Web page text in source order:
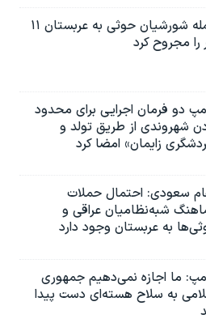
حمله شورشیان حوثی به عربستان ۱۱
را مجروح کرد
دو فرمان اجرایی برای محدود
شهروندی از طریق تولد و
زایمان» امضا کرد
سعودی: احتمال حملات
شبه‌نظامیان عراقی و
به عربستان وجود دارد
ما اجازه نمی‌دهیم جمهوری
به سلاح هسته‌ای دست پیدا